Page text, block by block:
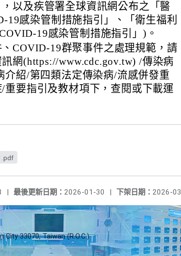
以及疾管署全球資訊網公布之「醫
19感染管制措施指引」、「衛生福利
19感染管制措施指引」)。
COVID-19群聚事件之處理規範，請
網(https://www.cdc.gov.tw) /傳染病
介紹/第四類法定傳染病/流感併發重
重要指引及教材項下，查閱或下載運
下架日期： 2026-
最後更新日期： 2026-01-30 |
|
City 33070, Taiwan (R.O.C.)